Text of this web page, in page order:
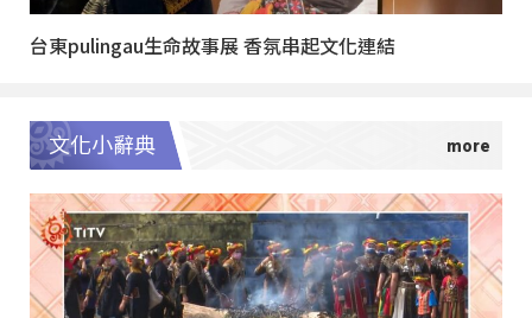
台東pulingau生命故事展 香氛串起文化連結
文化小辭典